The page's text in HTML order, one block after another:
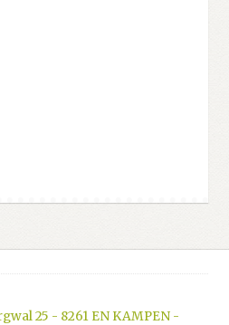
25 - 8261 EN KAMPEN -